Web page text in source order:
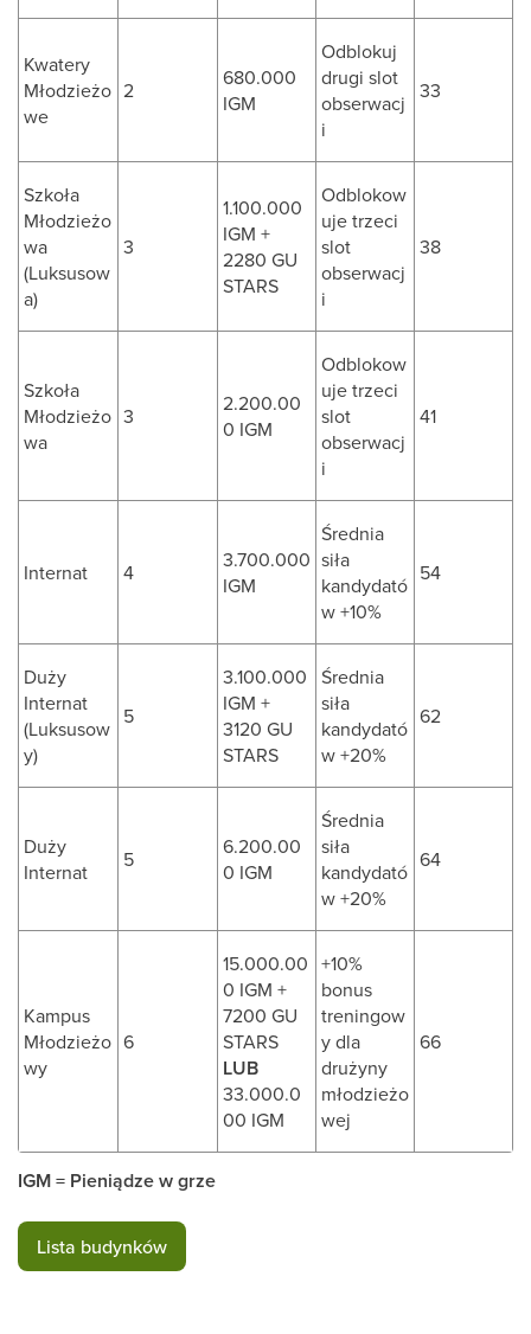
Kwatery
Młodzieżo
we
2
680.000
IGM
Odblokuj
drugi slot
obserwacj
i
33
Szkoła
Młodzieżo
wa
(Luksusow
a)
3
1.100.000
IGM +
2280 GU
STARS
Odblokow
uje trzeci
slot
obserwacj
i
38
Szkoła
Młodzieżo
wa
3
2.200.00
0 IGM
Odblokow
uje trzeci
slot
obserwacj
i
41
Internat 4
3.700.000
IGM
Średnia
siła
kandydató
w +10%
54
Duży
Internat
(Luksusow
y)
5
3.100.000
IGM +
3120 GU
STARS
Średnia
siła
kandydató
w +20%
62
Duży
Internat
5
6.200.00
0 IGM
Średnia
siła
kandydató
w +20%
64
Kampus
Młodzieżo
wy
6
15.000.00
0 IGM +
7200 GU
STARS
LUB
33.000.0
00 IGM
+10%
bonus
treningow
y dla
drużyny
młodzieżo
wej
66
IGM = Pieniądze w grze
Lista budynków